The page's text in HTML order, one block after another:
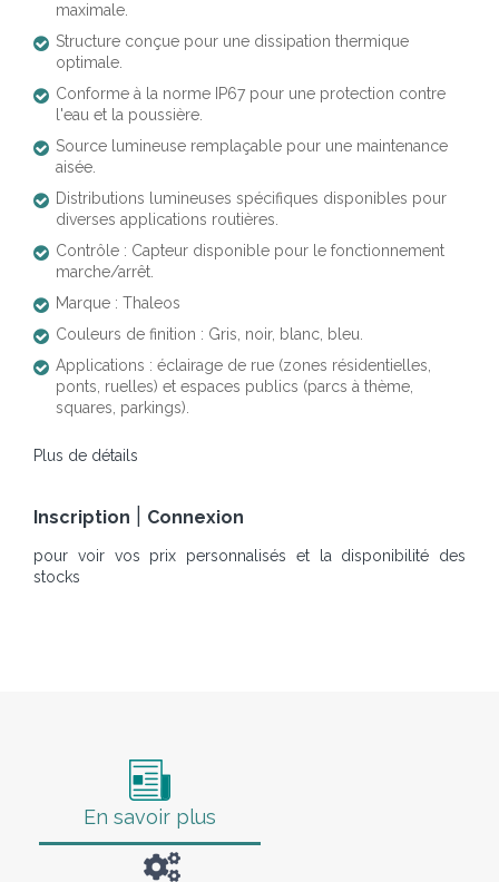
maximale.
Structure conçue pour une dissipation thermique
optimale.
Conforme à la norme IP67 pour une protection contre
l'eau et la poussière.
Source lumineuse remplaçable pour une maintenance
aisée.
Distributions lumineuses spécifiques disponibles pour
diverses applications routières.
Contrôle : Capteur disponible pour le fonctionnement
marche/arrêt.
Marque : Thaleos
Couleurs de finition : Gris, noir, blanc, bleu.
Applications : éclairage de rue (zones résidentielles,
ponts, ruelles) et espaces publics (parcs à thème,
squares, parkings).
Plus de détails
Inscription Connexion
pour voir vos prix personnalisés et la disponibilité des
stocks
En savoir plus